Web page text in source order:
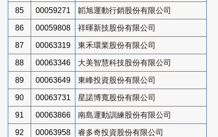
85 00059271 韜旭運動行銷股份有限公司
86 00059808 祥暉新技股份有限公司
87 00063319 東禾環業股份有限公司
88 00063346 大美智慧科技股份有限公司
89 00063649 東峰投資股份有限公司
90 00063731 星諾博寬股份有限公司
91 00063866 南島運動訓練股份有限公司
92 00063958 睿多奇投資股份有限公司